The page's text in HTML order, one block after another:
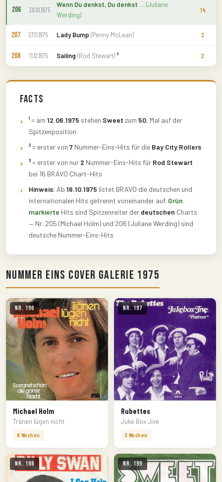
206 30.10.1975
Wenn Du denkst, Du denkst … (Juliane
Werding)
14
207 27.11.1975 Lady Bump (Penny McLean) 2
208 11.12.1975 Sailing (Rod Stewart)³ 2
Facts
¹= am 12.06.1975 stehen Sweet zum 50. Mal auf der
Spitzenposition
²= erster von 7 Nummer-Eins-Hits für die Bay City Rollers
³= erster von nur 2 Nummer-Eins-Hits für Rod Stewart
bei 16 BRAVO Chart-Hits
Hinweis: Ab 16.10.1975 listet BRAVO die deutschen und
internationalen Hits getrennt voneinander auf. Grün
markierte Hits sind Spitzenreiter der deutschen Charts
— Nr. 205 (Michael Holm) und 206 (Juliane Werding) sind
deutsche Nummer-Eins-Hits
Nummer Eins Cover Galerie 1975
Nr. 196
Michael Holm
Tränen lügen nicht
8 Wochen
Nr. 197
Rubettes
Juke Box Jive
3 Wochen
Nr. 198 Nr. 199